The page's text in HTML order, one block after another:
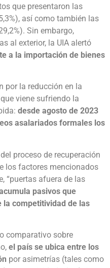
que presentaron las
así como también las
Sin embargo,
al exterior, la UIA alertó
a la importación de bienes
por la reducción en la
viene sufriendo la
desde agosto de 2023
asalariados formales los
proceso de recuperación
los factores mencionados
“puertas afuera de las
pasivos que
la competitividad de las
comparativo sobre
el país se ubica entre los
por asimetrías (tales como